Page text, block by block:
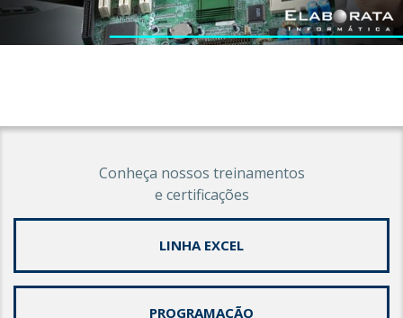
Conheça nossos treinamentos
e certificações
LINHA EXCEL
PROGRAMAÇÃO